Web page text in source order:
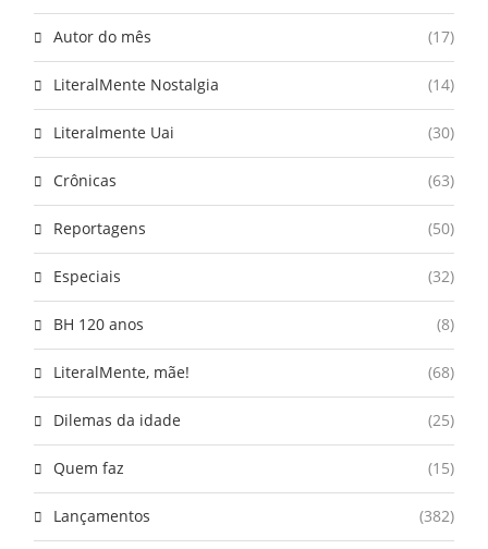
Autor do mês (17)
LiteralMente Nostalgia (14)
Literalmente Uai (30)
Crônicas (63)
Reportagens (50)
Especiais (32)
BH 120 anos (8)
LiteralMente, mãe! (68)
Dilemas da idade (25)
Quem faz (15)
Lançamentos (382)